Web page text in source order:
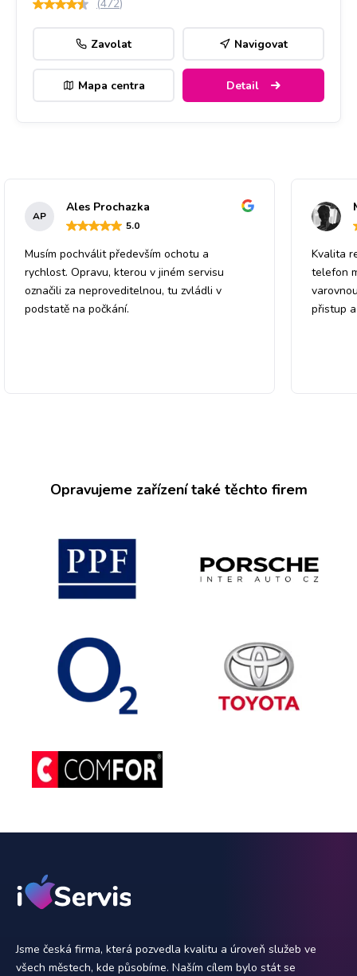
(472)
Zavolat Navigovat
Mapa centra Detail
AP
Ales Prochazka
5.0
Musím pochválit především ochotu a
rychlost. Opravu, kterou v jiném servisu
označili za neproveditelnou, tu zvládli v
podstatě na počkání.
Kvalita
telefon
přistup
Opravujeme zařízení také těchto firem
Jsme česká firma, která pozvedla kvalitu a úroveň služeb ve
všech městech, kde působíme. Naším cílem bylo stát se